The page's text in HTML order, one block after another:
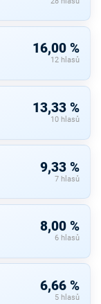
16,00 %
12 hlasů
13,33 %
10 hlasů
9,33 %
7 hlasů
8,00 %
6 hlasů
6,66 %
5 hlasů